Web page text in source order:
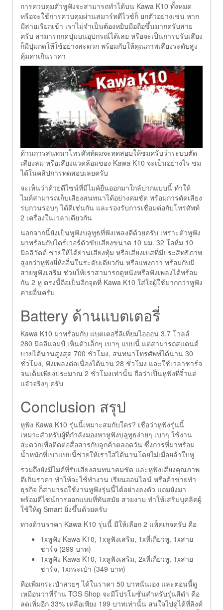
การควบคุมตัวหูฟังจะสามารถทำได้บน Kawa K10 ทั้งหมด
หรือจะใช้การควบคุมผ่านสมาร์ทดีไวซ์ก็ ยกตัวอย่างเช่น หาก
มีสายเรียกเข้า เราไม่จำเป็นต้องหยิบมือถือขึ้นมากดรับสาย
ครับ สามารถกดปุ่มบนอุปกรณ์ได้เลย หรือจะเป็นการปรับเสียง
ก็มีปุ่มกดให้ใช้อย่างสะดวก พร้อมกับให้คุณภาพเสียงระดับสูง
คุ้มค่าเกินราคา
ด้านการสนทนาโทรศัพท์ผมจะทดสอบให้ชมครับว่าระบบตัด
เสียงลม หรือเสียงแวดล้อมของ Kawa K10 จะเป็นอย่างไร ชม
ได้ในคลิปการทดสอบเลยครับ
จะเห็นว่าด้วยดีไซน์ที่มีไมค์ยื่นออกมาใกล้ปากแบบนี้ ทำให้
ไมค์สามารถเก็บเสียงสนทนาได้อย่างคมชัด พร้อมการตัดเสียง
รบกวนรอบๆ ได้ดีเช่นกัน และรองรับการเชื่อมต่อกับโทรศัพท์
2 เครื่องในเวลาเดียวกัน
นอกจากนี้ยังเป็นหูฟังบลูทูธที่ฟังเพลงดีด้วยครับ เพราะตัวหูฟัง
มาพร้อมกับไดร์เวอร์ตัวขับเสียงขนาด 10 มม. 32 โอห์ม 10
มิลลิวัตต์ ช่วยให้ได้ย่านเสียงทุ้ม หรือเสียงเบสที่มีประสิทธิภาพ
สูงกว่าหูฟังยี่ห้ออื่นในระดับเดียวกัน หรือแพงกว่า พร้อมกับมี
สายหูฟังเสริม ช่วยให้เราสามารถดูหนังหรือฟังเพลงได้พร้อม
กัน 2 หู ตรงนี้ถือเป็นอีกจุดที่ Kawa K10 ใส่ใจผู้ใช้มากกว่าหูฟัง
ค่ายอื่นครับ
Battery ด้านแบตเตอรี่
Kawa K10 มาพร้อมกับ แบตเตอรี่ลิเที่ยมไอออน 3.7 โวลล์
280 มิลลิแอมป์ เห็นตัวเล็กๆ เบาๆ แบบนี้ แต่สามารถสแตนด์
บายได้นานสูงสุด 700 ชั่วโมง, สนทนาโทรศัพท์ได้นาน 30
ชั่วโมง, ฟังเพลงต่อเนื่องได้นาน 28 ชั่วโมง และใช้เวลาชาร์จ
จนเต็มเพียงประมาณ 2 ชั่วโมงเท่านั้น ถือว่าเป็นหูฟังที่จิ๋วแต่
แจ๋วจริงๆ ครับ
Conclusion สรุป
หูฟัง Kawa K10 รุ่นนี้เหมาะสมกับใคร? เชื่อว่าหูฟังรุ่นนี้
เหมาะสำหรับผู้ที่กำลังมองหาหูฟังบลูทูธง่ายๆ เบาๆ ใช้งาน
สะดวกเพื่อติดต่อสื่อสารกับลูกค้าตลอดวัน ซึ่งการที่มาพร้อม
น้ำหนักที่เบาแบบนี้ช่วยให้เราใส่ได้นานโดยไม่เมื่อยล้าใบหู
รวมถึงยังมีไมค์ที่รับเสียงสนทนาคมชัด และหูฟังเสียงคุณภาพ
ดีเกินราคา ทำให้จะใช้ทำงาน เรียนออนไลน์ หรือค้าขายทำ
ธุรกิจ ก็สามารถใช้งานหูฟังรุ่นนี้ได้อย่างลงตัว แถมยังมา
พร้อมดีไซน์การออกแบบที่ทันสมัย สวยงาม ทำให้เสริมบุคลิคผู้
ใช้ให้ดู Smart ยิ่งขึ้นด้วยครับ
ทางด้านราคา Kawa K10 รุ่นนี้ มีให้เลือก 2 แพ็คเกจครับ คือ
1xหูฟัง Kawa K10, 1xหูฟังเสริม, 1xที่เกี่ยวหู, 1xสาย
ชาร์จ (299 บาท)
1xหูฟัง Kawa K10, 1xหูฟังเสริม, 2xที่เกี่ยวหู, 1xสาย
ชาร์จ, 1xกระเป๋า (349 บาท)
คือเพิ่มกระเป๋าสวยๆ ได้ในราคา 50 บาทนั่นเอง และตอนนี้ดู
เหมือนว่าที่ร้าน TGS Shop จะมีโปรโมชั่นสำหรับรุ่นสีดำ คือ
ลดเพิ่มอีก 33% เหลือเพียง 199 บาทเท่านั้น สนใจไปดูได้ที่ลิงค์